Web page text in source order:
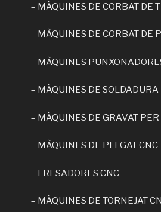
– MÀQUINES DE CORBAT DE
– MÀQUINES DE CORBAT DE
– MÀQUINES
– MÀQUINES DE SOLDADURA
– MÀQUINES DE GRAVAT
– MÀQUINES DE PLEGAT CNC
– FRESADORES CNC
– MÀQUINES DE TORNEJAT